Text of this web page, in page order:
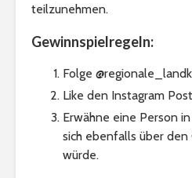
teilzunehmen.
Gewinnspielregeln:
Folge
Like den Instagram
Erwähne eine Person
sich ebenfalls über
würde.